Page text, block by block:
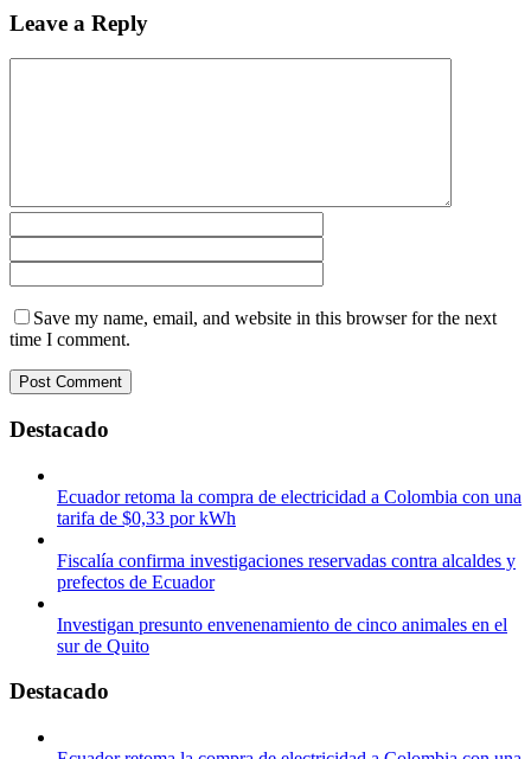
Leave a Reply
Save my name, email, and website in this browser for the next
time I comment.
Destacado
Ecuador retoma la compra de electricidad a Colombia con una
tarifa de $0,33 por kWh
Fiscalía confirma investigaciones reservadas contra alcaldes y
prefectos de Ecuador
Investigan presunto envenenamiento de cinco animales en el
sur de Quito
Destacado